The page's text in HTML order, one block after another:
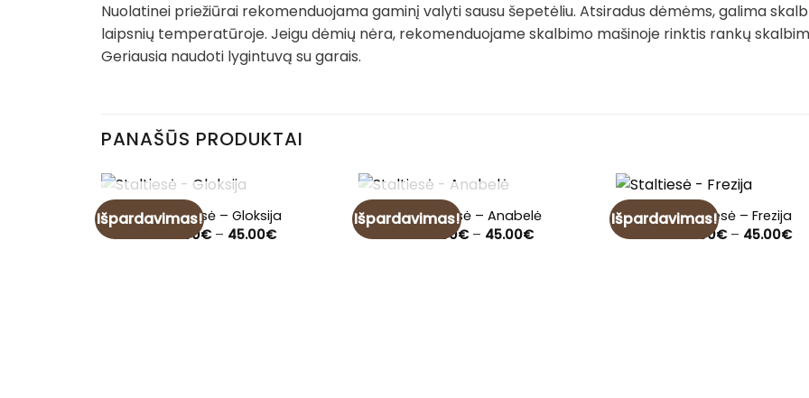
Nuolatinei priežiūrai rekomenduojama gaminį valyti sausu šepetėliu. Atsiradus dėmėms, galima
laipsnių temperatūroje. Jeigu dėmių nėra, rekomenduojame skalbimo mašinoje rinktis rankų
Geriausia naudoti lygintuvą su garais.
PANAŠŪS PRODUKTAI
Išpardavimas!NETURIME
Staltiesė – Gloksija
14.00€ – 45.00€Price
Išpardavimas!NETURIME
Staltiesė – Anabelė
14.00€ – 45.00€Price
Išpardavimas!Staltiesė – Frezija
28.00€ – 45.00€